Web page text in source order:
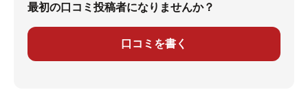
最初の口コミ投稿者になりませんか？
口コミを書く